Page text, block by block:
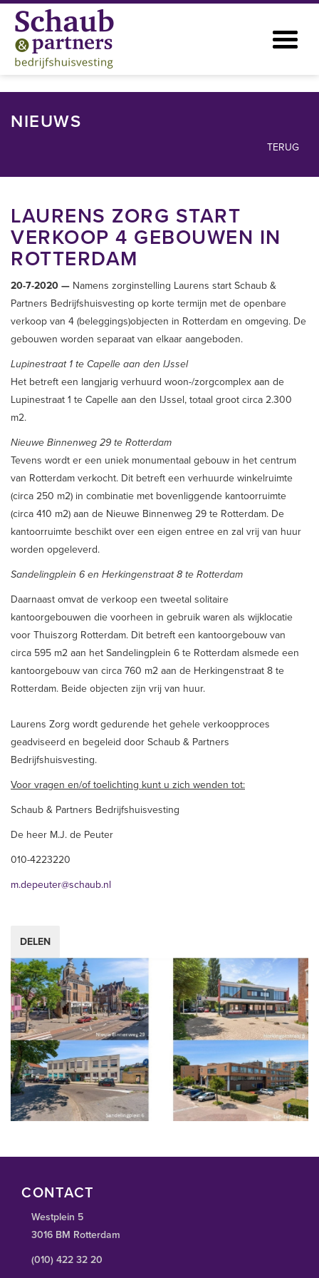
NIEUWS
TERUG
LAURENS ZORG START
VERKOOP 4 GEBOUWEN IN
ROTTERDAM
20-7-2020 — Namens zorginstelling Laurens start Schaub &
Partners Bedrijfshuisvesting op korte termijn met de openbare
verkoop van 4 (beleggings)objecten in Rotterdam en omgeving. De
gebouwen worden separaat van elkaar aangeboden.
Lupinestraat 1 te Capelle aan den IJssel
Het betreft een langjarig verhuurd woon-/zorgcomplex aan de
Lupinestraat 1 te Capelle aan den IJssel, totaal groot circa 2.300
m2.
Nieuwe Binnenweg 29 te Rotterdam
Tevens wordt er een uniek monumentaal gebouw in het centrum
van Rotterdam verkocht. Dit betreft een verhuurde winkelruimte
(circa 250 m2) in combinatie met bovenliggende kantoorruimte
(circa 410 m2) aan de Nieuwe Binnenweg 29 te Rotterdam. De
kantoorruimte beschikt over een eigen entree en zal vrij van huur
worden opgeleverd.
Sandelingplein 6 en Herkingenstraat 8 te Rotterdam
Daarnaast omvat de verkoop een tweetal solitaire
kantoorgebouwen die voorheen in gebruik waren als wijklocatie
voor Thuiszorg Rotterdam. Dit betreft een kantoorgebouw van
circa 595 m2 aan het Sandelingplein 6 te Rotterdam alsmede een
kantoorgebouw van circa 760 m2 aan de Herkingenstraat 8 te
Rotterdam. Beide objecten zijn vrij van huur.
Laurens Zorg wordt gedurende het gehele verkoopproces
geadviseerd en begeleid door Schaub & Partners
Bedrijfshuisvesting.
Voor vragen en/of toelichting kunt u zich wenden tot:
Schaub & Partners Bedrijfshuisvesting
De heer M.J. de Peuter
010-4223220
m.depeuter@schaub.nl
DELEN
CONTACT
Westplein 5
3016 BM Rotterdam
(010) 422 32 20